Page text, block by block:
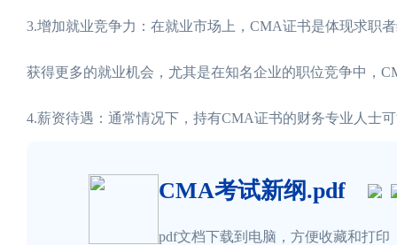
3.增加就业竞争力：在就业市场上，CMA证书是体现求职
获得更多的就业机会，尤其是在知名企业的职位竞争中，
4.薪资待遇：通常情况下，持有CMA证书的财务专业人士
CMA考试新纲.pdf
pdf文档下载到电脑，方便收藏和打印